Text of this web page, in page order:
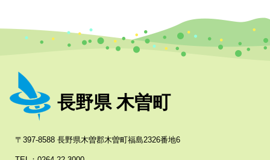
長野県 木曽町
〒397-8588 長野県木曽郡木曽町福島2326番地6